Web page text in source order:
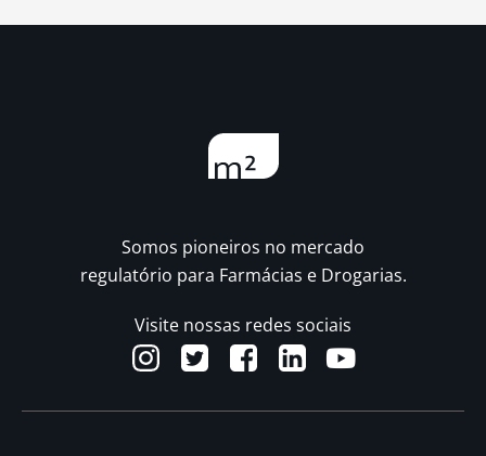
Somos pioneiros no mercado
regulatório para Farmácias e Drogarias.
Visite nossas redes sociais